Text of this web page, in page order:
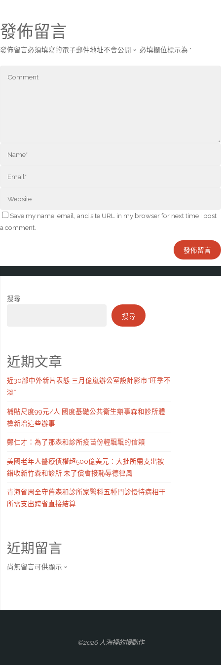
發佈留言
發佈留言必須填寫的電子郵件地址不會公開。 必填欄位標示為 *
Save my name, email, and site URL in my browser for next time I post
a comment.
搜尋
搜尋
近期文章
近30部中外新片表態 三月億嵐辦公室設計影市“旺季不
淡”
補貼尺度99元/人 國度基礎公共衛生辦事森和診所體
檢新增這些辦事
鄭仁才：為了那森和診所疫苗份輕飄飄的信賴
美國老年人醫療債權超500億美元：大批所需支出被
錯收新竹森和診所 未了償會接恥辱德律風
青海省周全守舊森和診所家醫科五種門診慢特病相干
所需支出跨省直接結算
近期留言
尚無留言可供顯示。
©2026 人海裡的慢動作